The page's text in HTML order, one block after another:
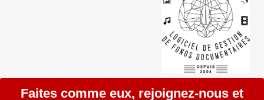
Faites comme eux, rejoignez-nous et